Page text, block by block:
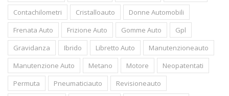
Contachilometri
Cristalloauto
Donne Automobili
Frenata Auto
Frizione Auto Gomme Auto
Gpl
Gravidanza
Ibrido Libretto Auto
Manutenzioneauto
Manutenzione Auto
Metano Motore
Neopatentati
Permuta
Pneumaticiauto
Revisioneauto